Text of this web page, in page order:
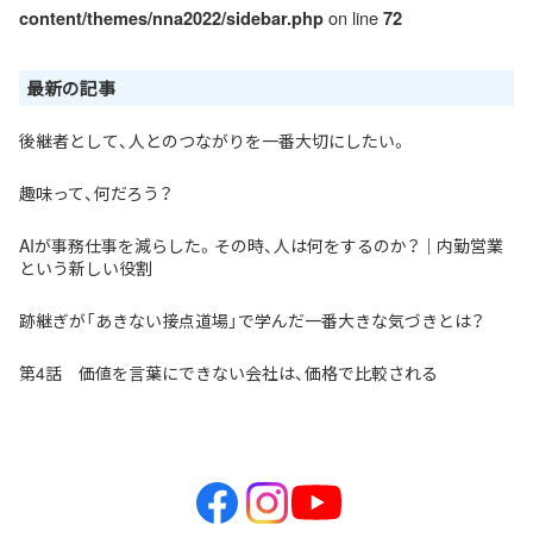
content/themes/nna2022/sidebar.php on line 72
最新の記事
後継者として、人とのつながりを一番大切にしたい。
趣味って、何だろう？
AIが事務仕事を減らした。その時、人は何をするのか？｜内勤営業
という新しい役割
跡継ぎが「あきない接点道場」で学んだ一番大きな気づきとは？
第4話 価値を言葉にできない会社は、価格で比較される